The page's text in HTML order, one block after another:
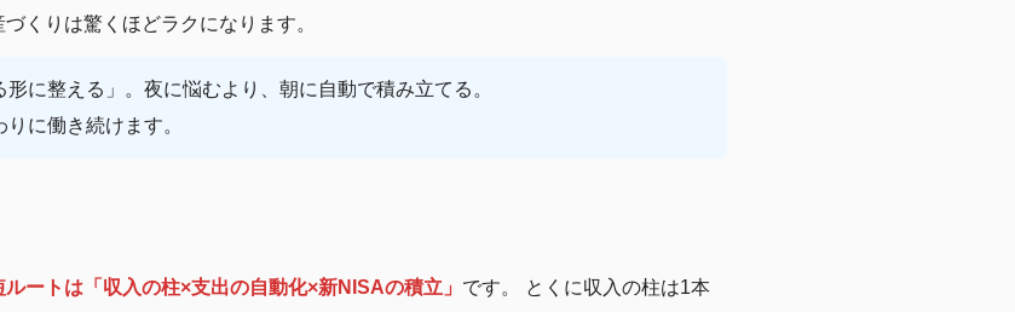
くりは驚くほどラクになります。
形に整える」。夜に悩むより、朝に自動で積み立てる。
に働き続けます。
ートは「収入の柱×支出の自動化×新NISAの積立」 です。 とくに収入の柱は1本